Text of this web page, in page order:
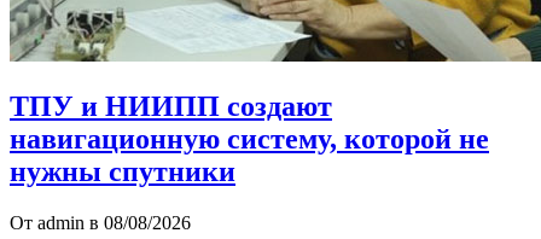
ТПУ и НИИПП создают
навигационную систему, которой не
нужны спутники
От admin в 08/08/2026